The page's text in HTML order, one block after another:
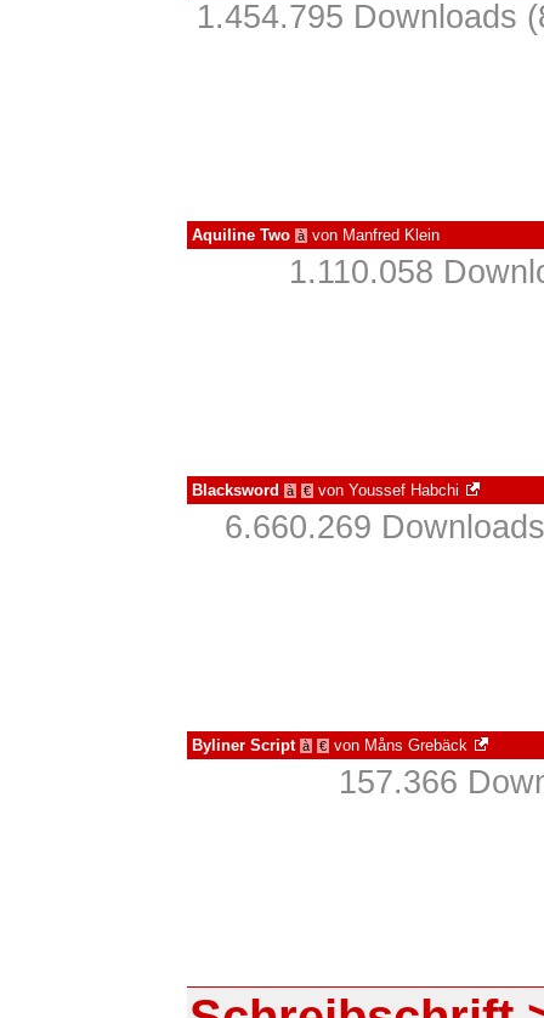
1.454.795 Downloads
Aquiline Two à von Manfred Klein
1.110.058
Blacksword à € von Youssef Habchi
6.660.269
Byliner Script à € von Måns Grebäck
157.366